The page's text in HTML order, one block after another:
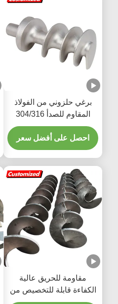
برغي حلزوني من الفولاذ
المقاوم للصدأ 304/316
عالي الدقة بدرجة غذائية
لفرامة اللحوم
احصل على أفضل سعر
مقاومة للحريق عالية
الكفاءة قابلة للتخصيص من
الفولاذ المقاوم للصدأ محرك